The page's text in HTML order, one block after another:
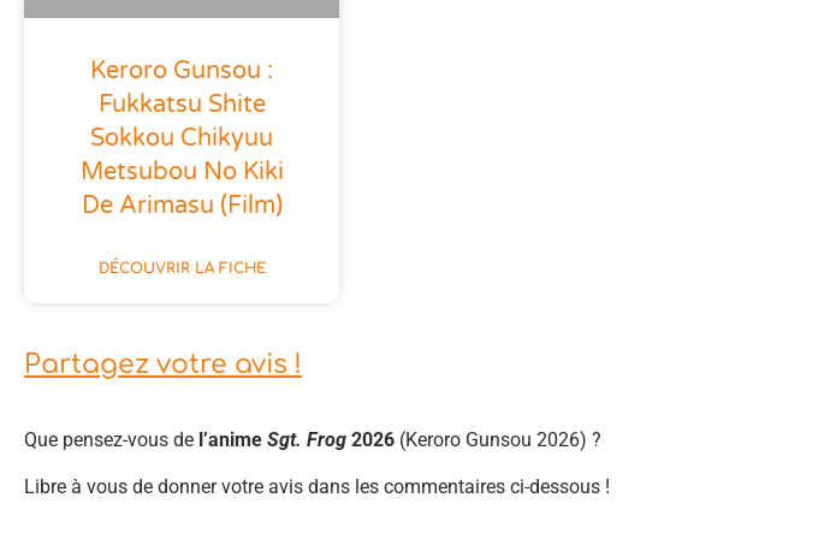
Keroro Gunsou :
Fukkatsu Shite
Sokkou Chikyuu
Metsubou No Kiki
De Arimasu (film)
DÉCOUVRIR LA FICHE
Partagez votre avis !
Que pensez-vous de l’anime Sgt. Frog 2026 (Keroro Gunsou 2026) ?
Libre à vous de donner votre avis dans les commentaires ci-dessous !